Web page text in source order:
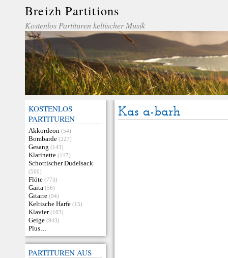
Breizh Partitions
Kostenlos Partituren keltischer Musik
KOSTENLOS
PARTITUREN
Akkordeon (54)
Bombarde (227)
Gesang (143)
Klarinette (117)
Schottischer Dudelsack
(500)
Flöte (773)
Gaita (56)
Gitarre (94)
Keltische Harfe (15)
Klavier (103)
Geige (943)
Plus…
PARTITUREN AUS
Kas a-barh